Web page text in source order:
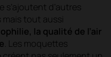
s’ajoutent d’autres
tout aussi
la qualité de l’air
. Les moquettes